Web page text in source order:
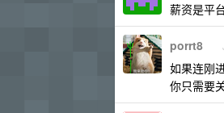
薪资是平
porrt8
如果连刚
你只需要